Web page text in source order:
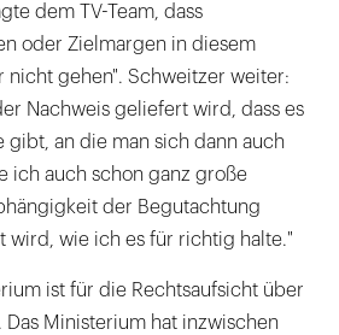
dem TV-Team, dass
oder Zielmargen in diesem
nicht gehen". Schweitzer weiter:
Nachweis geliefert wird, dass es
gibt, an die man sich dann auch
ich auch schon ganz große
der Begutachtung
wird, wie ich es für richtig halte."
ist für die Rechtsaufsicht über
Ministerium hat inzwischen